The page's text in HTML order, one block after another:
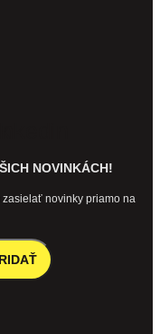
NOVINKÁCH!
zasielať novinky priamo na